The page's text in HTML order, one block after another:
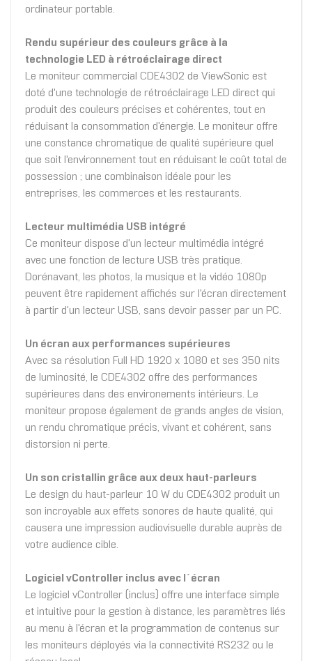
ordinateur portable.
Rendu supérieur des couleurs grâce à la
technologie LED à rétroéclairage direct
Le moniteur commercial CDE4302 de ViewSonic est
doté d'une technologie de rétroéclairage LED direct qui
produit des couleurs précises et cohérentes, tout en
réduisant la consommation d'énergie. Le moniteur offre
une constance chromatique de qualité supérieure quel
que soit l'environnement tout en réduisant le coût total de
possession ; une combinaison idéale pour les
entreprises, les commerces et les restaurants.
Lecteur multimédia USB intégré
Ce moniteur dispose d'un lecteur multimédia intégré
avec une fonction de lecture USB très pratique.
Dorénavant, les photos, la musique et la vidéo 1080p
peuvent être rapidement affichés sur l'écran directement
à partir d'un lecteur USB, sans devoir passer par un PC.
Un écran aux performances supérieures
Avec sa résolution Full HD 1920 x 1080 et ses 350 nits
de luminosité, le CDE4302 offre des performances
supérieures dans des environements intérieurs. Le
moniteur propose également de grands angles de vision,
un rendu chromatique précis, vivant et cohérent, sans
distorsion ni perte.
Un son cristallin grâce aux deux haut-parleurs
Le design du haut-parleur 10 W du CDE4302 produit un
son incroyable aux effets sonores de haute qualité, qui
causera une impression audiovisuelle durable auprès de
votre audience cible.
Logiciel vController inclus avec l´écran
Le logiciel vController (inclus) offre une interface simple
et intuitive pour la gestion à distance, les paramètres liés
au menu à l'écran et la programmation de contenus sur
les moniteurs déployés via la connectivité RS232 ou le